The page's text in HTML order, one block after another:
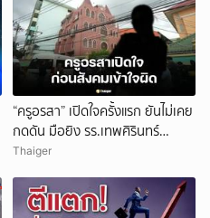
“ครูอรสา” เปิดใจครั้งแรก ยันไม่เคย
กดดัน มือยิง รร.เทพศิรินทร์
นนทบุรี
Thaiger